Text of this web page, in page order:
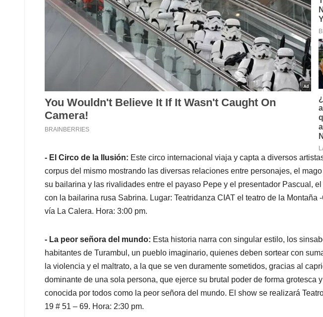
- El Circo de la Ilusión: Este circo internacional viaja y capta a diversos
corpus del mismo mostrando las diversas relaciones entre personajes, el
su bailarina y las rivalidades entre el payaso Pepe y el presentador Pascual,
con la bailarina rusa Sabrina. Lugar: Teatridanza CIAT el teatro de la Montaña
vía La Calera. Hora: 3:00 pm.
- La peor señora del mundo: Esta historia narra con singular estilo, los
habitantes de Turambul, un pueblo imaginario, quienes deben sortear con
la violencia y el maltrato, a la que se ven duramente sometidos, gracias al
dominante de una sola persona, que ejerce su brutal poder de forma grotesca
conocida por todos como la peor señora del mundo. El show se realizará
19 # 51 – 69. Hora: 2:30 pm.